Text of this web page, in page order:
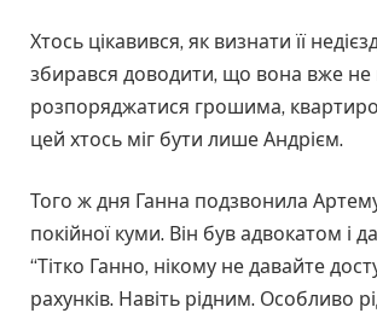
Хтось цікавився, як визнати її
збирався доводити, що вона вже
розпоряджатися грошима,
цей хтось міг бути лише Андрієм.
Того ж дня Ганна подзвонила
покійної куми. Він був адвокатом і
“Тітко Ганно, нікому не давайте
рахунків. Навіть рідним. Особливо